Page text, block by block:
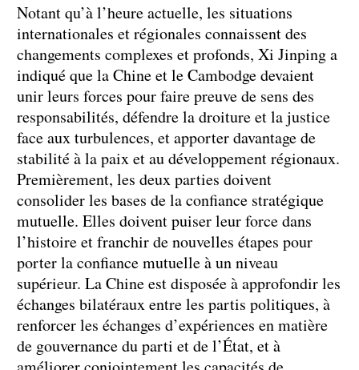
Notant qu’à l’heure actuelle, les situations
internationales et régionales connaissent des
changements complexes et profonds, Xi Jinping a
indiqué que la Chine et le Cambodge devaient
unir leurs forces pour faire preuve de sens des
responsabilités, défendre la droiture et la justice
face aux turbulences, et apporter davantage de
stabilité à la paix et au développement régionaux.
Premièrement, les deux parties doivent
consolider les bases de la confiance stratégique
mutuelle. Elles doivent puiser leur force dans
l’histoire et franchir de nouvelles étapes pour
porter la confiance mutuelle à un niveau
supérieur. La Chine est disposée à approfondir les
échanges bilatéraux entre les partis politiques, à
renforcer les échanges d’expériences en matière
de gouvernance du parti et de l’État, et à